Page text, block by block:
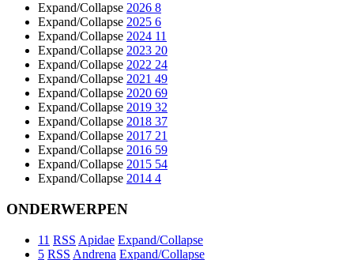
Expand/Collapse 2026 8
Expand/Collapse 2025 6
Expand/Collapse 2024 11
Expand/Collapse 2023 20
Expand/Collapse 2022 24
Expand/Collapse 2021 49
Expand/Collapse 2020 69
Expand/Collapse 2019 32
Expand/Collapse 2018 37
Expand/Collapse 2017 21
Expand/Collapse 2016 59
Expand/Collapse 2015 54
Expand/Collapse 2014 4
ONDERWERPEN
11 RSS Apidae Expand/Collapse
5 RSS Andrena Expand/Collapse